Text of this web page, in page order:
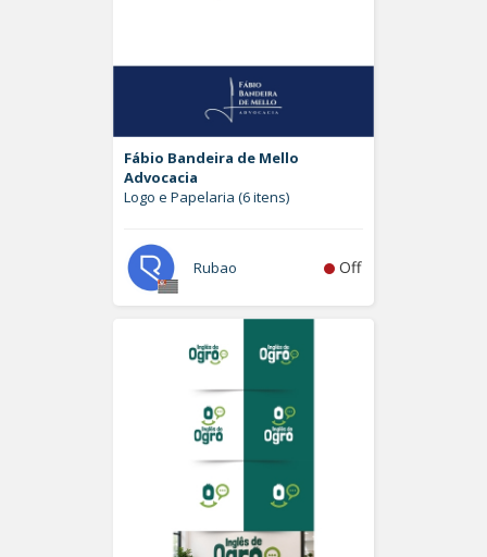
Fábio Bandeira de Mello
Advocacia
Logo e Papelaria (6 itens)
Rubao Off